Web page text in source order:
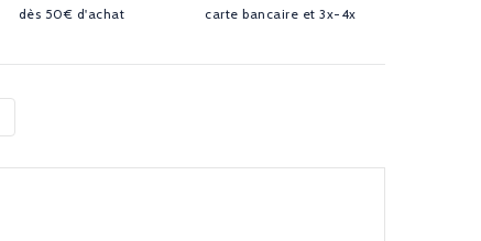
dès 50€ d'achat carte bancaire et 3x-4x